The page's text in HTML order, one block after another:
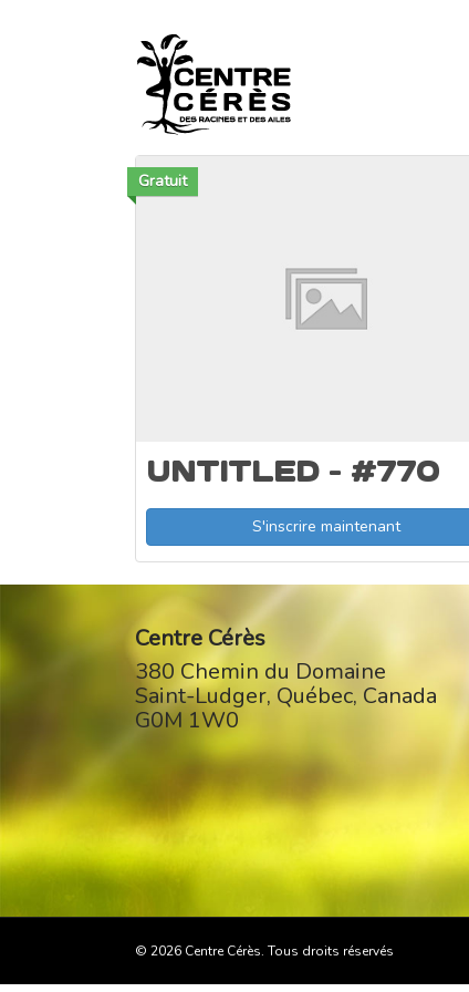
Gratuit
UNTITLED – #770
S'inscrire maintenant
Centre Cérès
380 Chemin du Domaine
Saint-Ludger, Québec, Canada
G0M 1W0
© 2026 Centre Cérès. Tous droits réservés